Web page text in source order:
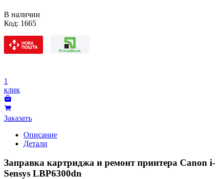
В наличии
Код: 1665
1
клик
Заказать
Описание
Детали
Заправка картриджа и ремонт принтера Canon i-
Sensys LBP6300dn